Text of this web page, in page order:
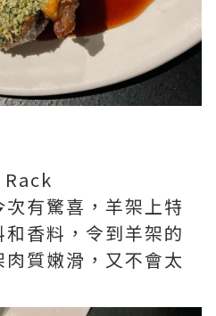
有驚喜，羊架上特
香料，令到羊架的
質嫩滑，又不會太